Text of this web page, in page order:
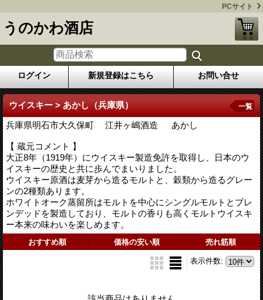
PCサイト
うのかわ酒店
ログイン 新規登録はこちら お問い合せ
ウイスキー > あかし（兵庫県）
兵庫県明石市大久保町 江井ヶ嶋酒造 あかし
【 蔵元コメント 】
大正8年（1919年）にウイスキー製造免許を取得し、日本のウ
イスキーの歴史と共に歩んでまいりました。
ウイスキー原酒は麦芽から造るモルトと、穀類から造るグレー
ンの2種類あります。
ホワイトオーク蒸留所はモルトを中心にシングルモルトとブレ
ンデッドを製造しており、モルトの香りも高くモルトウイスキ
ー本来の味わいを楽しめます。
一覧
おすすめ順 価格の安い順 売れ筋順
表示件数: